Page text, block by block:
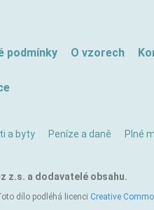
podmínky O vzorech
a byty Peníze a daně Plné
z.s. a dodavatelé obsahu.
dílo podléhá licenci Creative